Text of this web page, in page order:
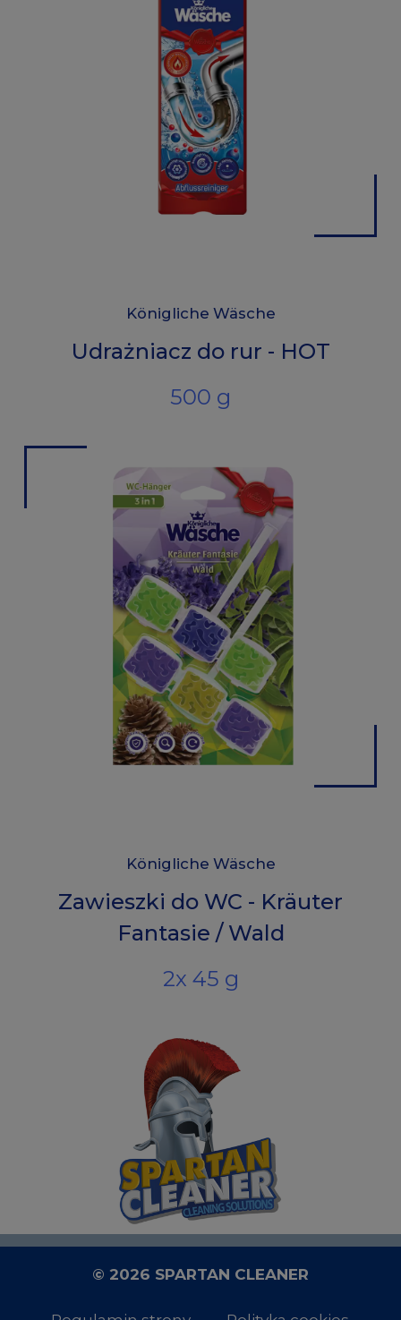
Königliche Wäsche
Udrażniacz do rur - HOT
500 g
Königliche Wäsche
Zawieszki do WC - Kräuter
Fantasie / Wald
2x 45 g
© 2026 SPARTAN CLEANER